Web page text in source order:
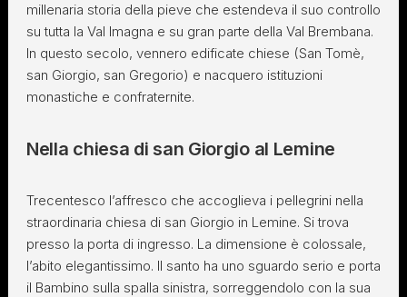
millenaria storia della pieve che estendeva il suo controllo
su tutta la Val Imagna e su gran parte della Val Brembana.
In questo secolo, vennero edificate chiese (San Tomè,
san Giorgio, san Gregorio) e nacquero istituzioni
monastiche e confraternite.
Nella chiesa di san Giorgio al Lemine
Trecentesco l’affresco che accoglieva i pellegrini nella
straordinaria chiesa di san Giorgio in Lemine. Si trova
presso la porta di ingresso. La dimensione è colossale,
l’abito elegantissimo. Il santo ha uno sguardo serio e porta
il Bambino sulla spalla sinistra, sorreggendolo con la sua